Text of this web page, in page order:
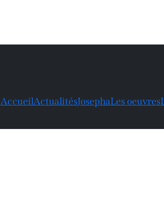
AccueilActualitésJosephaLes oeuvres